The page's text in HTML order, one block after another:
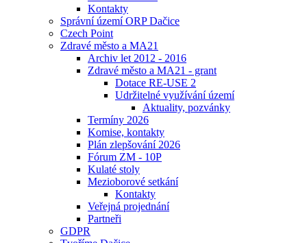
Kontakty
Správní území ORP Dačice
Czech Point
Zdravé město a MA21
Archiv let 2012 - 2016
Zdravé město a MA21 - grant
Dotace RE-USE 2
Udržitelné využívání území
Aktuality, pozvánky
Termíny 2026
Komise, kontakty
Plán zlepšování 2026
Fórum ZM - 10P
Kulaté stoly
Mezioborové setkání
Kontakty
Veřejná projednání
Partneři
GDPR